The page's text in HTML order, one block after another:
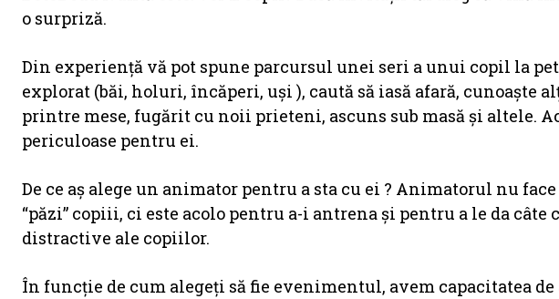
o surpriză.
Din experiență vă pot spune parcursul unei seri a unui copil la
explorat (băi, holuri, încăperi, uși ), caută să iasă afară, cunoaște
printre mese, fugărit cu noii prieteni, ascuns sub masă și altele.
periculoase pentru ei.
De ce aș alege un animator pentru a sta cu ei ? Animatorul nu
“păzi” copiii, ci este acolo pentru a-i antrena și pentru a le da
distractive ale copiilor.
În funcție de cum alegeți să fie evenimentul, avem capacitatea